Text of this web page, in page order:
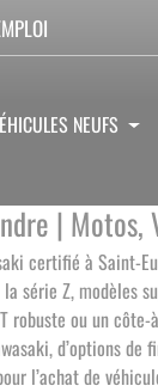
NEUFS
| Motos,
certifié à Saint-
série Z, modèles
robuste ou un
d’options
l’achat de